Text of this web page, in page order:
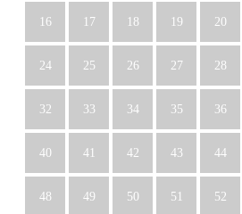
16 17 18 19 20
24 25 26 27 28
32 33 34 35 36
40 41 42 43 44
48 49 50 51 52